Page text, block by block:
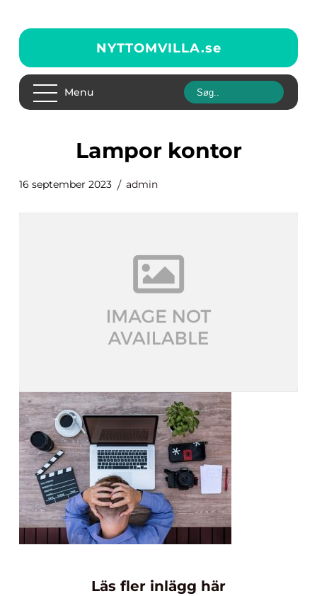
NYTTOMVILLA.se
Menu
lampor kontor
16 september 2023 admin
Läs fler inlägg här